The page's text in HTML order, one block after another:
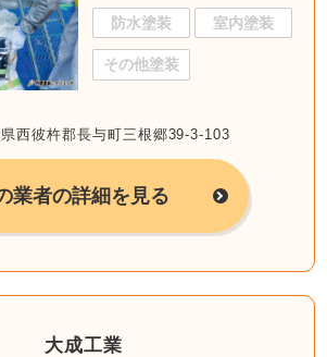
防水塗装 室内塗装
その他塗装
西彼杵郡長与町三根郷39-3-103
業者の詳細を見る
大成工業